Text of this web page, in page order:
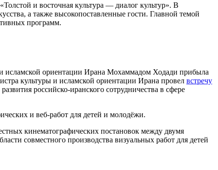
и восточная культура — диалог культур». В
а также высокопоставленные гости. Главной темой
программ.
исламской ориентации Ирана Мохаммадом Ходади прибыла
культуры и исламской ориентации Ирана провел встречу
российско-иранского сотрудничества в сфере
и веб-работ для детей и молодёжи.
кинематографических постановок между двумя
совместного производства визуальных работ для детей